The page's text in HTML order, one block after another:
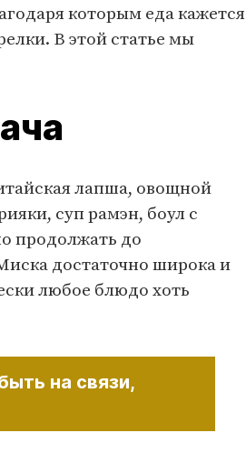
которым еда кажется
В этой статье мы
лапша, овощной
суп рамэн, боул с
продолжать до
достаточно широка и
любое блюдо хоть
на связи,